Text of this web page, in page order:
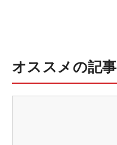
オススメの記事